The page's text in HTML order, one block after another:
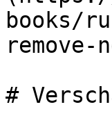
books/
#